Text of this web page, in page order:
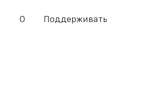
О Поддерживать